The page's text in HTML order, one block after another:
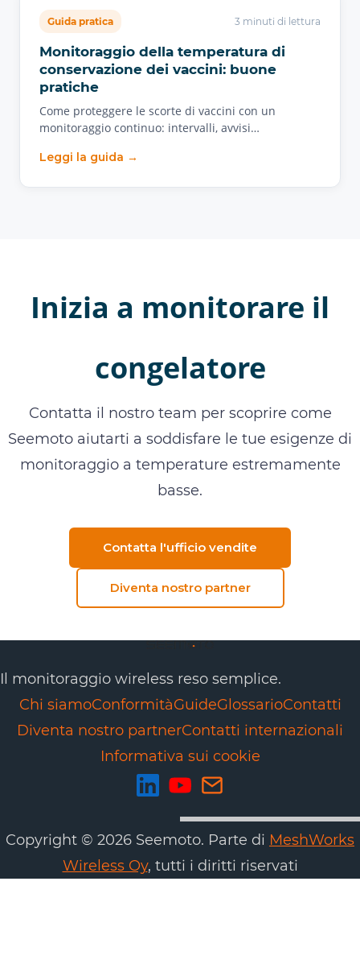
Guida pratica 3 minuti di lettura
Monitoraggio della temperatura di
conservazione dei vaccini: buone
pratiche
Come proteggere le scorte di vaccini con un
monitoraggio continuo: intervalli, avvisi…
Leggi la guida →
Inizia a monitorare il
congelatore
Contatta il nostro team per scoprire come
Seemoto aiutarti a soddisfare le tue esigenze di
monitoraggio a temperature estremamente
basse.
Contatta l'ufficio vendite
Diventa nostro partner
Il monitoraggio wireless reso semplice.
Chi siamoConformitàGuideGlossarioContatti
Diventa nostro partnerContatti internazionali
Informativa sui cookie
Copyright © 2026 Seemoto. Parte di MeshWorks
Wireless Oy, tutti i diritti riservati